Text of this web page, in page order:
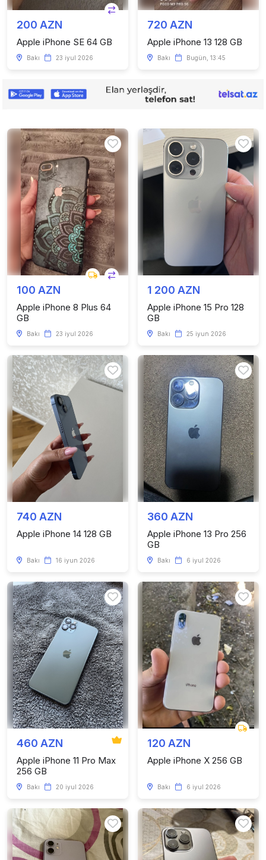
200 AZN
Apple iPhone SE 64 GB
Bakı 23 iyul 2026
720 AZN
Apple iPhone 13 128 GB
Bakı Bugün, 13:45
100 AZN
Apple iPhone 8 Plus 64
GB
Bakı 23 iyul 2026
1 200 AZN
Apple iPhone 15 Pro 128
GB
Bakı 25 iyun 2026
740 AZN
Apple iPhone 14 128 GB
Bakı 16 iyun 2026
360 AZN
Apple iPhone 13 Pro 256
GB
Bakı 6 iyul 2026
460 AZN
Apple iPhone 11 Pro Max
256 GB
Bakı 20 iyul 2026
120 AZN
Apple iPhone X 256 GB
Bakı 6 iyul 2026